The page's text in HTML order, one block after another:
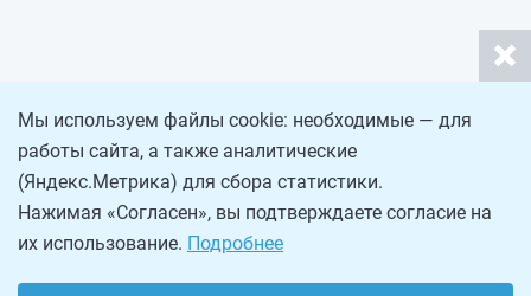
Мы используем файлы cookie: необходимые — для
работы сайта, а также аналитические
(Яндекс.Метрика) для сбора статистики.
Нажимая «Согласен», вы подтверждаете согласие на
их использование. Подробнее